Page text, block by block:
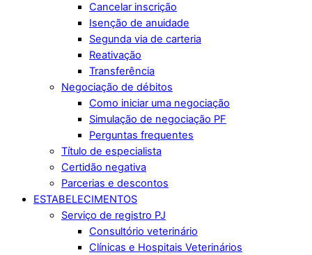
Cancelar inscrição
Isenção de anuidade
Segunda via de carteria
Reativação
Transferência
Negociação de débitos
Como iniciar uma negociação
Simulação de negociação PF
Perguntas frequentes
Título de especialista
Certidão negativa
Parcerias e descontos
ESTABELECIMENTOS
Serviço de registro PJ
Consultório veterinário
Clínicas e Hospitais Veterinários